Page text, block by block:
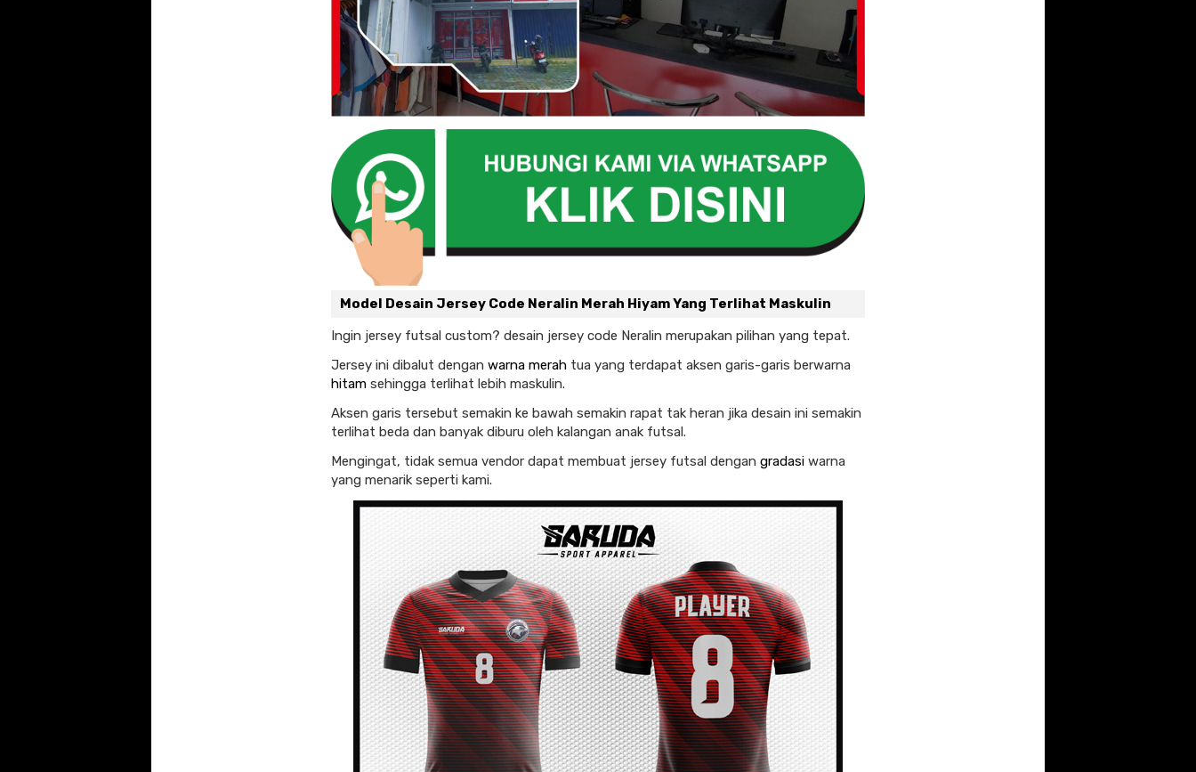
Model Desain Jersey Code Neralin Merah Hiyam Yang Terlihat Maskulin
Ingin jersey futsal custom? desain jersey code Neralin merupakan pilihan yang tepat.
Jersey ini dibalut dengan warna merah tua yang terdapat aksen garis-garis berwarna
hitam sehingga terlihat lebih maskulin.
Aksen garis tersebut semakin ke bawah semakin rapat tak heran jika desain ini semakin
terlihat beda dan banyak diburu oleh kalangan anak futsal.
Mengingat, tidak semua vendor dapat membuat jersey futsal dengan gradasi warna
yang menarik seperti kami.